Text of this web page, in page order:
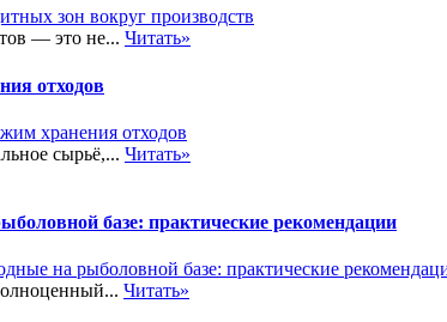
— это не... Читать»
отходов
сырьё,... Читать»
базе: практические рекомендации
Читать»